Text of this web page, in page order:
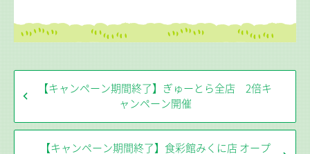
【キャンペーン期間終了】ぎゅーとら全店 2倍キ
ャンペーン開催
【キャンペーン期間終了】食彩館みくに店 オープ